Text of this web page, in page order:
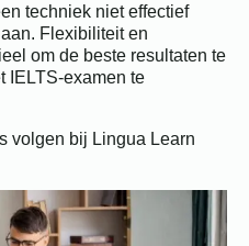
techniek niet effectief
Flexibiliteit en
om de beste resultaten te
IELTS-examen te
volgen bij Lingua Learn